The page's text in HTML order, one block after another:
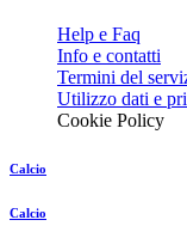
Help e Faq
Info e contatti
Termini del
Utilizzo dati e
Cookie Policy
Calcio
Calcio